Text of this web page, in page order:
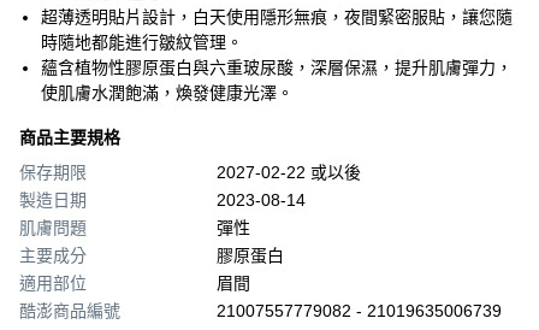
超薄透明貼片設計，白天使用隱形無痕，夜間緊密服貼，讓您隨
時隨地都能進行皺紋管理。
蘊含植物性膠原蛋白與六重玻尿酸，深層保濕，提升肌膚彈力，
使肌膚水潤飽滿，煥發健康光澤。
商品主要規格
保存期限
2027-02-22 或以後
製造日期
2023-08-14
肌膚問題
彈性
主要成分
膠原蛋白
適用部位
眉間
酷澎商品編號
21007557779082 - 21019635006739